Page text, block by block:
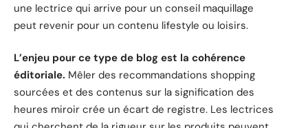
une lectrice qui arrive pour un conseil maquillage
peut revenir pour un contenu lifestyle ou loisirs.
L’enjeu pour ce type de blog est la cohérence
éditoriale. Mêler des recommandations shopping
sourcées et des contenus sur la signification des
heures miroir crée un écart de registre. Les lectrices